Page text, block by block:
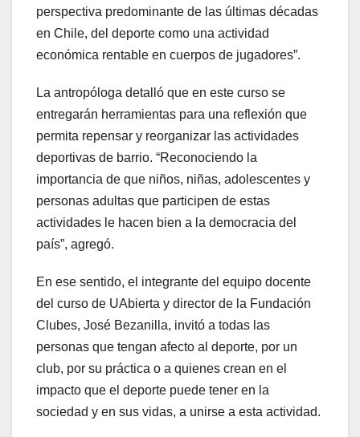
perspectiva predominante de las últimas décadas
en Chile, del deporte como una actividad
económica rentable en cuerpos de jugadores”.
La antropóloga detalló que en este curso se
entregarán herramientas para una reflexión que
permita repensar y reorganizar las actividades
deportivas de barrio. “Reconociendo la
importancia de que niños, niñas, adolescentes y
personas adultas que participen de estas
actividades le hacen bien a la democracia del
país”, agregó.
En ese sentido, el integrante del equipo docente
del curso de UAbierta y director de la Fundación
Clubes, José Bezanilla, invitó a todas las
personas que tengan afecto al deporte, por un
club, por su práctica o a quienes crean en el
impacto que el deporte puede tener en la
sociedad y en sus vidas, a unirse a esta actividad.